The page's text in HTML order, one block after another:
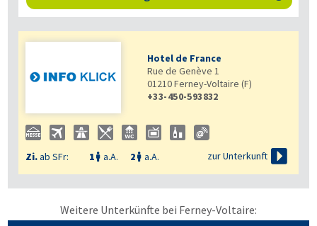
Hotel de France
Rue de Genève 1
01210Ferney-Voltaire (F)
+33-450-593832
Zi.ab SFr: 1  a.A. 2  a.A. zur Unterkunft 
Weitere Unterkünfte bei Ferney-Voltaire: